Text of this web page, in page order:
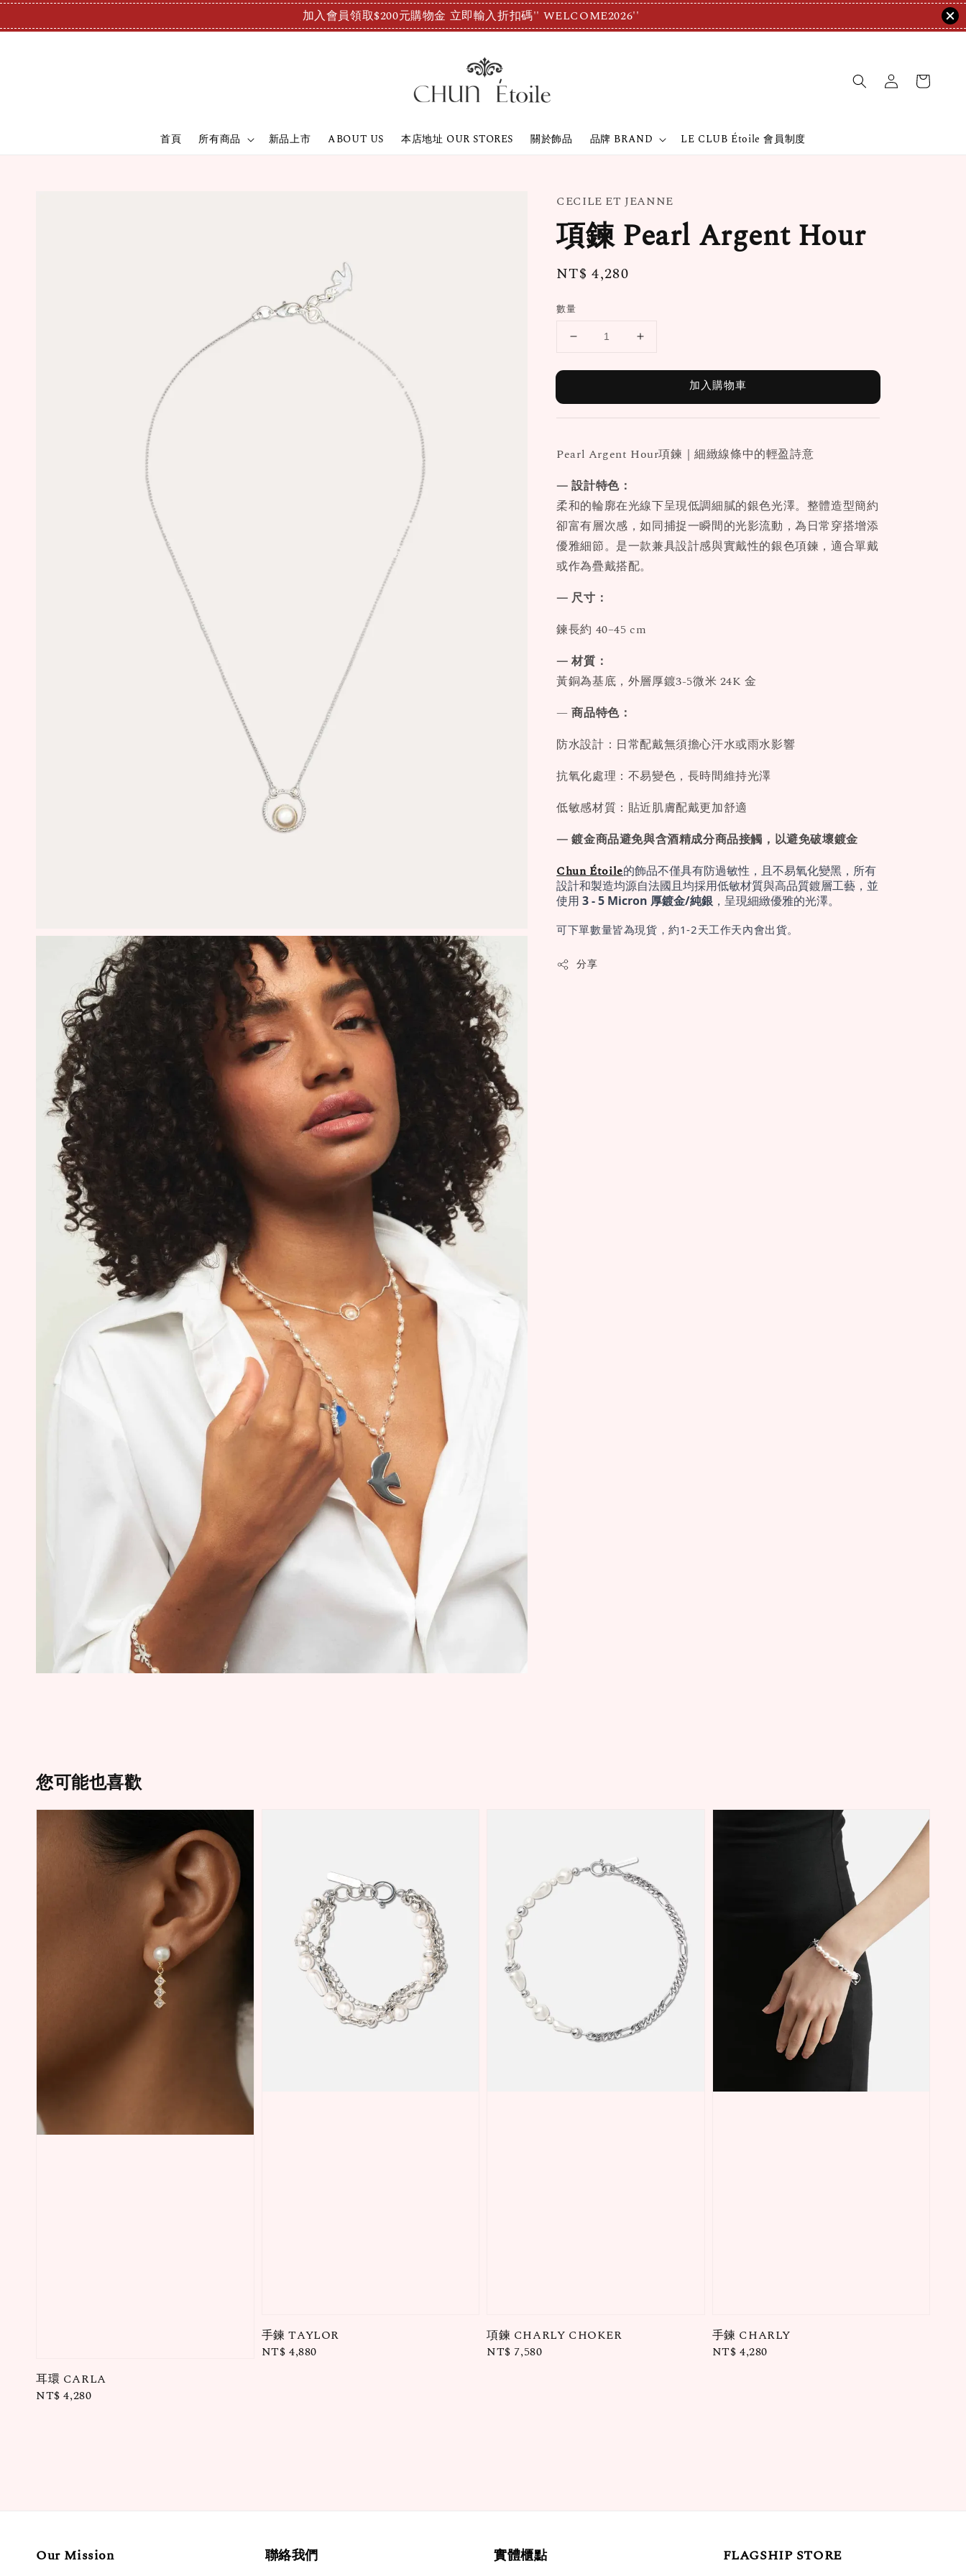
加入會員領取$200元購物金 立即輸入折扣碼'' WELCOME2026''
首頁 所有商品 新品上市 ABOUT US 本店地址 OUR STORES 關於飾品 品牌 BRAND LE CLUB Étoile 會員制度
CECILE ET JEANNE
項鍊 Pearl Argent Hour
Regular
NT$ 4,280
數量
加入購物車
Pearl Argent Hour項鍊｜細緻線條中的輕盈詩意
— 設計特色：
柔和的輪廓在光線下呈現低調細膩的銀色光澤。整體造型簡約
卻富有層次感，如同捕捉一瞬間的光影流動，為日常穿搭增添
優雅細節。是一款兼具設計感與實戴性的銀色項鍊，適合單戴
或作為疊戴搭配。
— 尺寸：
鍊長約 40–45 cm
— 材質：
黃銅為基底，外層厚鍍3-5微米 24K 金
—商品特色：
防水設計：日常配戴無須擔心汗水或雨水影響
抗氧化處理：不易變色，長時間維持光澤
低敏感材質：貼近肌膚配戴更加舒適
— 鍍金商品避免與含酒精成分商品接觸，以避免破壞鍍金
Chun Étoile的飾品不僅具有防過敏性，且不易氧化變黑，所有
設計和製造均源自法國且均採用低敏材質與高品質鍍層工藝，並
使用 3 - 5 Micron 厚鍍金/純銀，呈現細緻優雅的光澤。
可下單數量皆為現貨，約1-2天工作天內會出貨。
分享
您可能也喜歡
耳環 CARLA
Regular
NT$ 4,280
手鍊 TAYLOR
Regular
NT$ 4,880
項鍊 CHARLY CHOKER
Regular
NT$ 7,580
手鍊 CHARLY
Regular
NT$ 4,280
Our Mission 聯絡我們 實體櫃點 FLAGSHIP STORE